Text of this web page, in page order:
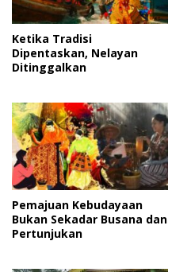
Ketika Tradisi
Dipentaskan, Nelayan
Ditinggalkan
Pemajuan Kebudayaan
Bukan Sekadar Busana dan
Pertunjukan